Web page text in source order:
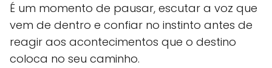
É um momento de pausar, escutar a voz que
vem de dentro e confiar no instinto antes de
reagir aos acontecimentos que o destino
coloca no seu caminho.